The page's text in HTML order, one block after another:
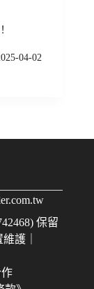
04-02
保留
護｜